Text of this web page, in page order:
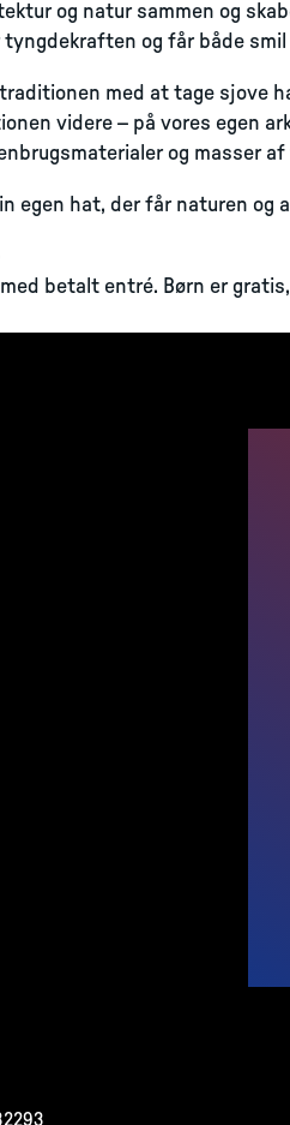
og natur sammen og
og får både
med at tage sjove
videre – på vores egen
og masser
egen hat, der får naturen
betalt entré. Børn er